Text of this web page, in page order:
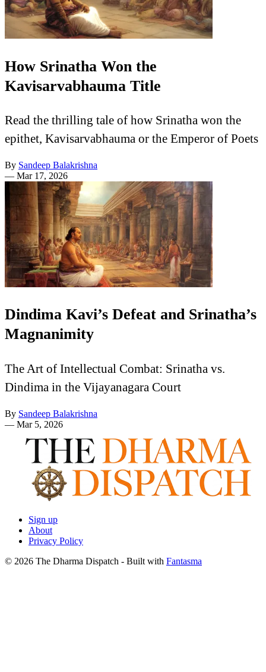
How Srinatha Won the
Kavisarvabhauma Title
Read the thrilling tale of how Srinatha won the
epithet, Kavisarvabhauma or the Emperor of Poets
By Sandeep Balakrishna
— Mar 17, 2026
Dindima Kavi’s Defeat and Srinatha’s
Magnanimity
The Art of Intellectual Combat: Srinatha vs.
Dindima in the Vijayanagara Court
By Sandeep Balakrishna
— Mar 5, 2026
Sign up
About
Privacy Policy
© 2026 The Dharma Dispatch - Built with Fantasma